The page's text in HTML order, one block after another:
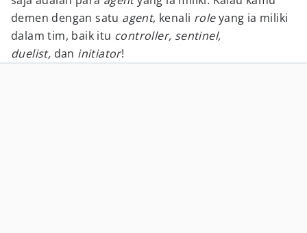
demen dengan satu agent, kenali roleyang ia miliki
dalam tim, baik itu controller, sentinel,
duelist, dan initiator!